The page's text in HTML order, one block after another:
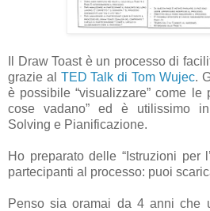
Il Draw Toast è un processo di
grazie al TED Talk di Tom Wujec.
è possibile “visualizzare” come le
cose vadano” ed è utilissimo
Solving e Pianificazione.
Ho preparato delle “Istruzioni per
partecipanti al processo: puoi
Penso sia oramai da 4 anni che